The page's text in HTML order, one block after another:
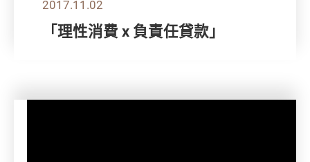
2017.11.02
「理性消費 x 負責任貸款」